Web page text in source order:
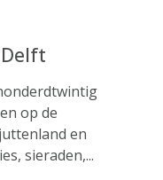
op de
en
sieraden,...